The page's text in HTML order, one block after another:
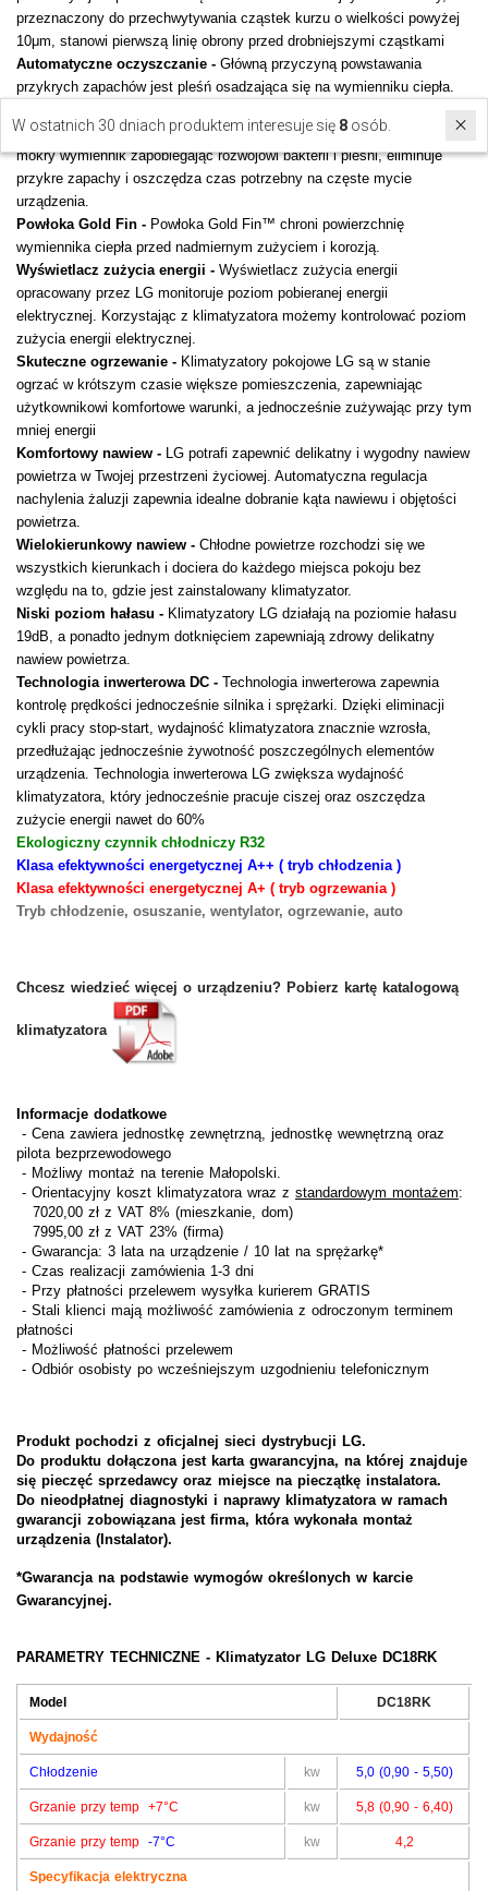
przeznaczony do przechwytywania cząstek kurzu o wielkości powyżej
10μm, stanowi pierwszą linię obrony przed drobniejszymi cząstkami
Automatyczne oczyszczanie - Główną przyczyną powstawania
przykrych zapachów jest pleśń osadzająca się na wymienniku ciepła.
się pleśń i bakterie. Funkcja automatycznego oczyszczania osusza
mokry wymiennik zapobiegając rozwojowi bakterii i pleśni, eliminuje
przykre zapachy i oszczędza czas potrzebny na częste mycie
urządzenia.
Powłoka Gold Fin - Powłoka Gold Fin™ chroni powierzchnię
wymiennika ciepła przed nadmiernym zużyciem i korozją.
Wyświetlacz zużycia energii - Wyświetlacz zużycia energii
opracowany przez LG monitoruje poziom pobieranej energii
elektrycznej. Korzystając z klimatyzatora możemy kontrolować poziom
zużycia energii elektrycznej.
Skuteczne ogrzewanie - Klimatyzatory pokojowe LG są w stanie
ogrzać w krótszym czasie większe pomieszczenia, zapewniając
użytkownikowi komfortowe warunki, a jednocześnie zużywając przy tym
mniej energii
Komfortowy nawiew - LG potrafi zapewnić delikatny i wygodny nawiew
powietrza w Twojej przestrzeni życiowej. Automatyczna regulacja
nachylenia żaluzji zapewnia idealne dobranie kąta nawiewu i objętości
powietrza.
Wielokierunkowy nawiew - Chłodne powietrze rozchodzi się we
wszystkich kierunkach i dociera do każdego miejsca pokoju bez
względu na to, gdzie jest zainstalowany klimatyzator.
Niski poziom hałasu - Klimatyzatory LG działają na poziomie hałasu
19dB, a ponadto jednym dotknięciem zapewniają zdrowy delikatny
nawiew powietrza.
Technologia inwerterowa DC - Technologia inwerterowa zapewnia
kontrolę prędkości jednocześnie silnika i sprężarki. Dzięki eliminacji
cykli pracy stop-start, wydajność klimatyzatora znacznie wzrosła,
przedłużając jednocześnie żywotność poszczególnych elementów
urządzenia. Technologia inwerterowa LG zwiększa wydajność
klimatyzatora, który jednocześnie pracuje ciszej oraz oszczędza
zużycie energii nawet do 60%
Ekologiczny czynnik chłodniczy R32
Klasa efektywności energetycznej A++ ( tryb chłodzenia )
Klasa efektywności energetycznej A+ ( tryb ogrzewania )
Tryb chłodzenie, osuszanie, wentylator, ogrzewanie, auto
Chcesz wiedzieć więcej o urządzeniu? Pobierz kartę katalogową
klimatyzatora
Informacje dodatkowe
- Cena zawiera jednostkę zewnętrzną, jednostkę wewnętrzną oraz
pilota bezprzewodowego
- Możliwy montaż na terenie Małopolski.
- Orientacyjny koszt klimatyzatora wraz z standardowym montażem:
7020,00 zł z VAT 8% (mieszkanie, dom)
7995,00 zł z VAT 23% (firma)
- Gwarancja: 3 lata na urządzenie / 10 lat na sprężarkę*
- Czas realizacji zamówienia 1-3 dni
- Przy płatności przelewem wysyłka kurierem GRATIS
- Stali klienci mają możliwość zamówienia z odroczonym terminem
płatności
- Możliwość płatności przelewem
- Odbiór osobisty po wcześniejszym uzgodnieniu telefonicznym
Produkt pochodzi z oficjalnej sieci dystrybucji LG.
Do produktu dołączona jest karta gwarancyjna, na której znajduje
się pieczęć sprzedawcy oraz miejsce na pieczątkę instalatora.
Do nieodpłatnej diagnostyki i naprawy klimatyzatora w ramach
gwarancji zobowiązana jest firma, która wykonała montaż
urządzenia ( Instalator).
*Gwarancja na podstawie wymogów określonych w karcie
Gwarancyjnej.
PARAMETRY TECHNICZNE - Klimatyzator LG Deluxe DC18RK
Model DC18RK
Wydajność
Chłodzenie kw 5,0 (0,90 - 5,50)
Grzanie przy temp +7°C kw 5,8 (0,90 - 6,40)
Grzanie przy temp -7°C kw 4,2
Specyfikacja elektryczna
W ostatnich 30 dniach produktem interesuje się 8 osób.